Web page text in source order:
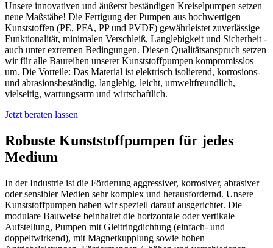
Unsere innovativen und äußerst beständigen Kreiselpumpen setzen
neue Maßstäbe! Die Fertigung der Pumpen aus hochwertigen
Kunststoffen (PE, PFA, PP und PVDF) gewährleistet zuverlässige
Funktionalität, minimalen Verschleiß, Langlebigkeit und Sicherheit -
auch unter extremen Bedingungen. Diesen Qualitätsanspruch setzen
wir für alle Baureihen unserer Kunststoffpumpen kompromisslos
um. Die Vorteile: Das Material ist elektrisch isolierend, korrosions-
und abrasionsbeständig, langlebig, leicht, umweltfreundlich,
vielseitig, wartungsarm und wirtschaftlich.
Jetzt beraten lassen
Robuste Kunststoffpumpen für jedes
Medium
In der Industrie ist die Förderung aggressiver, korrosiver, abrasiver
oder sensibler Medien sehr komplex und herausfordernd. Unsere
Kunststoffpumpen haben wir speziell darauf ausgerichtet. Die
modulare Bauweise beinhaltet die horizontale oder vertikale
Aufstellung, Pumpen mit Gleitringdichtung (einfach- und
doppeltwirkend), mit Magnetkupplung sowie hohen